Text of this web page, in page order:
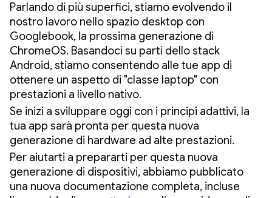
Parlando di più superfici, stiamo evolvendo il
nostro lavoro nello spazio desktop con
Googlebook, la prossima generazione di
ChromeOS. Basandoci su parti dello stack
Android, stiamo consentendo alle tue app di
ottenere un aspetto di "classe laptop" con
prestazioni a livello nativo.
Se inizi a sviluppare oggi con i principi adattivi, la
tua app sarà pronta per questa nuova
generazione di hardware ad alte prestazioni.
Per aiutarti a prepararti per questa nuova
generazione di dispositivi, abbiamo pubblicato
una nuova documentazione completa, incluse